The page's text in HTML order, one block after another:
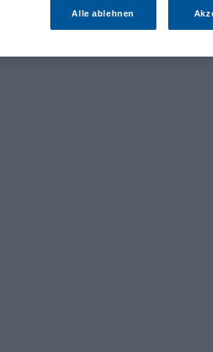
Alle ablehnen